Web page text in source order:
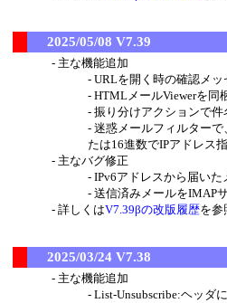
2025/05/08 V7.39
主な機能追加
URLを開く時の確認メ
HTMLメールViewerを同
振り分けアクションで
迷惑メールフィルター
たは16進数でIPアドレス
主なバグ修正
IPv6アドレスから届い
送信済みメールをIMAP
詳しくはV7.39βの改版履歴を参
2025/03/24 V7.38
主な機能追加
List-Unsubscribe:ヘッダ